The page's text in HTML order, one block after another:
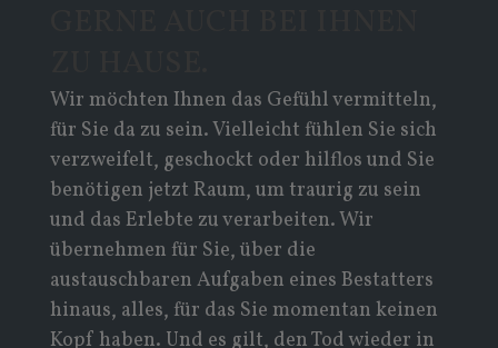
Wir möchten Ihnen das Gefühl vermitteln,
für Sie da zu sein. Vielleicht fühlen Sie sich
verzweifelt, geschockt oder hilflos und Sie
benötigen jetzt Raum, um traurig zu sein
und das Erlebte zu verarbeiten. Wir
übernehmen für Sie, über die
austauschbaren Aufgaben eines Bestatters
hinaus, alles, für das Sie momentan keinen
Kopf haben. Und es gilt, den Tod wieder in